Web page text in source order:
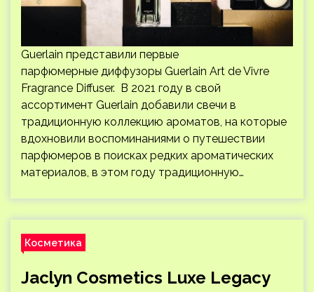
Guerlain представили первые
парфюмерные диффузоры Guerlain Art de Vivre
Fragrance Diffuser. В 2021 году в свой
ассортимент Guerlain добавили свечи в
традиционную коллекцию ароматов, на которые
вдохновили воспоминаниями о путешествии
парфюмеров в поисках редких ароматических
материалов, в этом году традиционную…
Косметика
Jaclyn Cosmetics Luxe Legacy